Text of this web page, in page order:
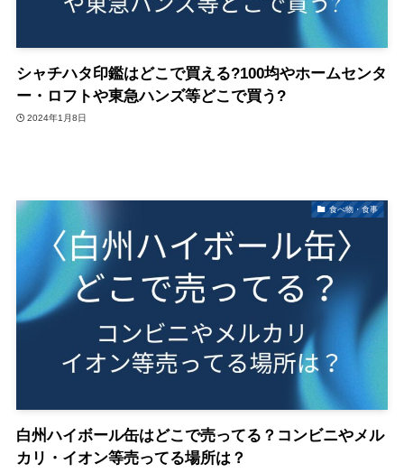
シャチハタ印鑑はどこで買える?100均やホームセンタ
ー・ロフトや東急ハンズ等どこで買う?
2024年1月8日
食べ物・食事
白州ハイボール缶はどこで売ってる？コンビニやメル
カリ・イオン等売ってる場所は？